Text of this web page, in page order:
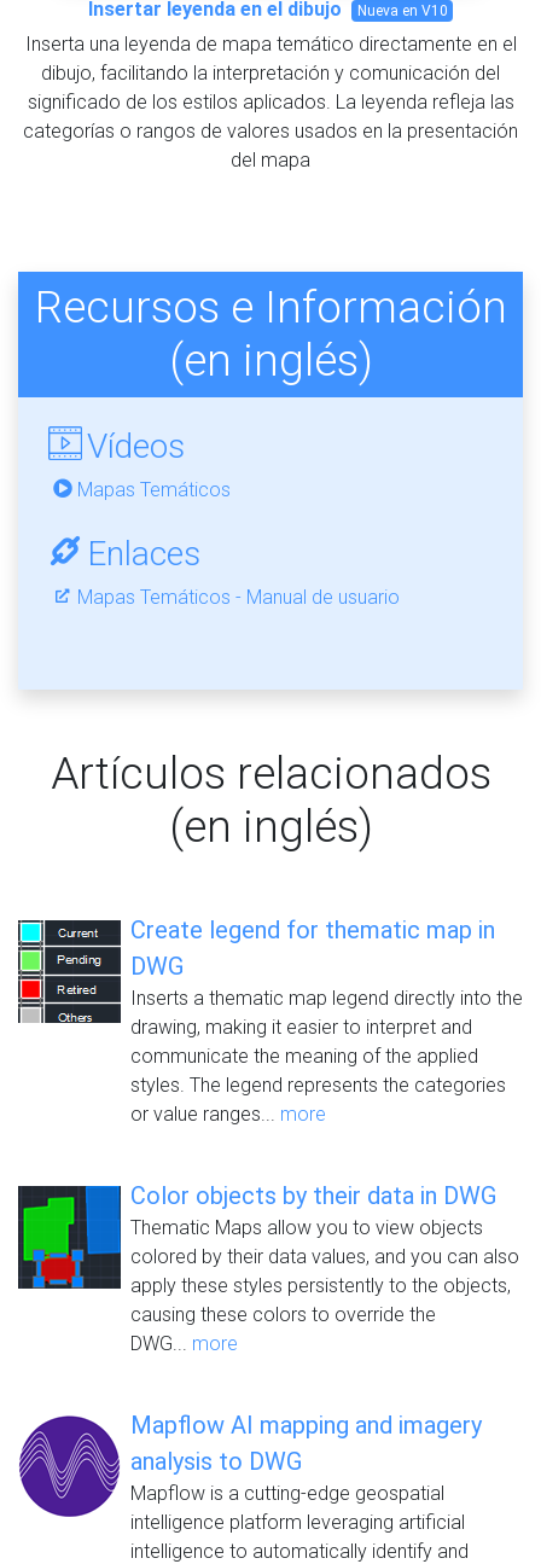
Insertar leyenda en el dibujo Nueva en V10
Inserta una leyenda de mapa temático directamente en el
dibujo, facilitando la interpretación y comunicación del
significado de los estilos aplicados. La leyenda refleja las
categorías o rangos de valores usados en la presentación
del mapa
Recursos e Información
(en inglés)
Vídeos
Mapas Temáticos
Enlaces
Mapas Temáticos - Manual de usuario
Artículos relacionados
(en inglés)
Create legend for thematic map in
DWG
Inserts a thematic map legend directly into the
drawing, making it easier to interpret and
communicate the meaning of the applied
styles. The legend represents the categories
or value ranges... more
Color objects by their data in DWG
Thematic Maps allow you to view objects
colored by their data values, and you can also
apply these styles persistently to the objects,
causing these colors to override the
DWG... more
Mapflow AI mapping and imagery
analysis to DWG
Mapflow is a cutting-edge geospatial
intelligence platform leveraging artificial
intelligence to automatically identify and